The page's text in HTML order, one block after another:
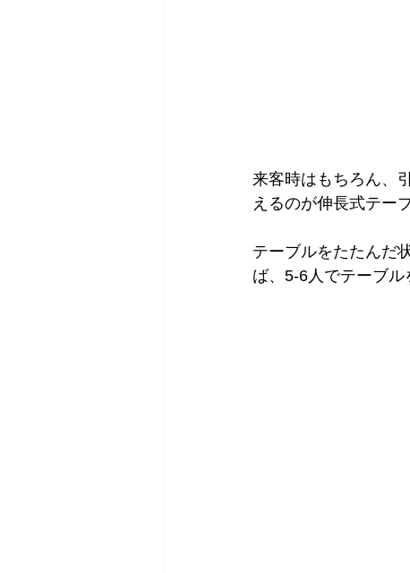
来客時はもちろん、
えるのが伸長式テー
テーブルをたたんだ
ば、5-6人でテーブル